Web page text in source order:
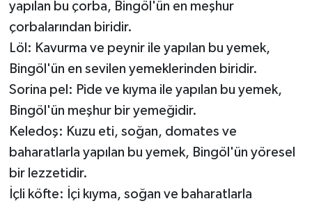
yapılan bu çorba, Bingöl'ün en meşhur
çorbalarından biridir.
Löl: Kavurma ve peynir ile yapılan bu yemek,
Bingöl'ün en sevilen yemeklerinden biridir.
Sorina pel: Pide ve kıyma ile yapılan bu yemek,
Bingöl'ün meşhur bir yemeğidir.
Keledoş: Kuzu eti, soğan, domates ve
baharatlarla yapılan bu yemek, Bingöl'ün yöresel
bir lezzetidir.
İçli köfte: İçi kıyma, soğan ve baharatlarla